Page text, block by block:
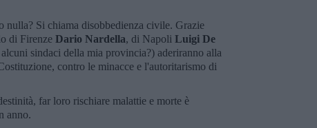
nulla? Si chiama disobbedienza civile. Grazie
di Firenze Dario Nardella, di Napoli Luigi De
sindaci della mia provincia?) aderiranno alla
contro le minacce e l'autoritarismo di
far loro rischiare malattie e morte è
anno.